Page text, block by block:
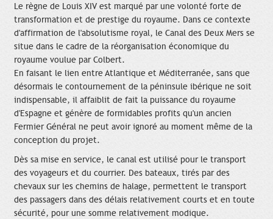
Le règne de Louis XIV est marqué par une volonté forte de
transformation et de prestige du royaume. Dans ce contexte
d'affirmation de l'absolutisme royal, le Canal des Deux Mers se
situe dans le cadre de la réorganisation économique du
royaume voulue par Colbert.
En faisant le lien entre Atlantique et Méditerranée, sans que
désormais le contournement de la péninsule ibérique ne soit
indispensable, il affaiblit de fait la puissance du royaume
d'Espagne et génère de formidables profits qu'un ancien
Fermier Général ne peut avoir ignoré au moment même de la
conception du projet.
Dès sa mise en service, le canal est utilisé pour le transport
des voyageurs et du courrier. Des bateaux, tirés par des
chevaux sur les chemins de halage, permettent le transport
des passagers dans des délais relativement courts et en toute
sécurité, pour une somme relativement modique.